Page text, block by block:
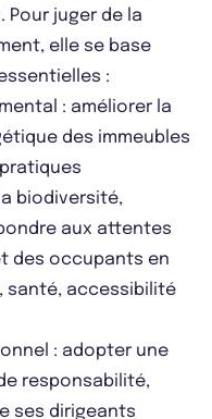
juger de la
elle se base
:
: améliorer la
des immeubles
biodiversité,
aux attentes
des occupants en
santé, accessibilité
: adopter une
responsabilité,
ses dirigeants